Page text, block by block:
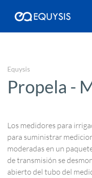
Equysis
Propela -
Los medidores para
para suministrar
moderadas en un
de transmisión se
abierto del tubo del